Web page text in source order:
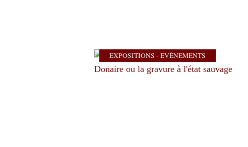
EXPOSITIONS - EVÈNEMENTS